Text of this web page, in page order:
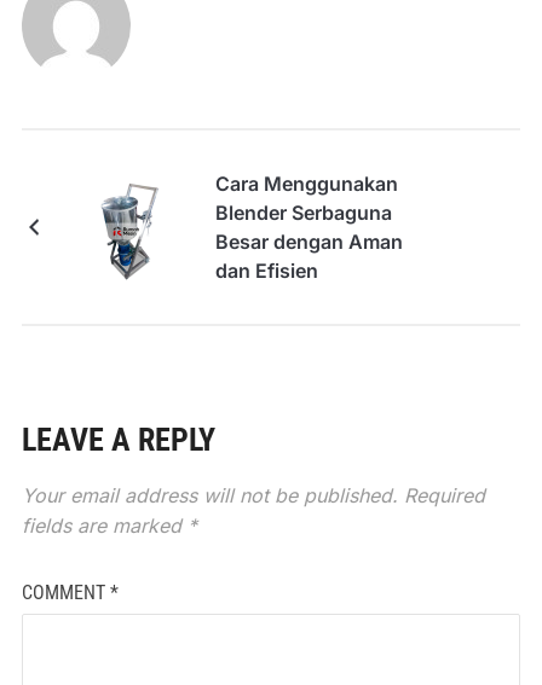
Cara Menggunakan
Blender Serbaguna
Besar dengan Aman
dan Efisien
LEAVE A REPLY
Your email address will not be published. Required
fields are marked *
COMMENT *